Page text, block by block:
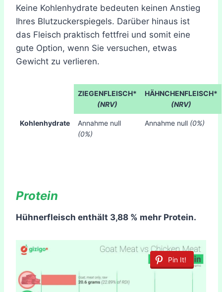
Keine Kohlenhydrate bedeuten keinen Anstieg
Ihres Blutzuckerspiegels. Darüber hinaus ist
das Fleisch praktisch fettfrei und somit eine
gute Option, wenn Sie versuchen, etwas
Gewicht zu verlieren.
ZIEGENFLEISCH*
(NRV)
HÄHNCHENFLEISCH*
(NRV)
Kohlenhydrate
Annahme null
(0%)
Annahme null (0%)
Protein
Hühnerfleisch enthält 3,88 % mehr Protein.
Pin It!